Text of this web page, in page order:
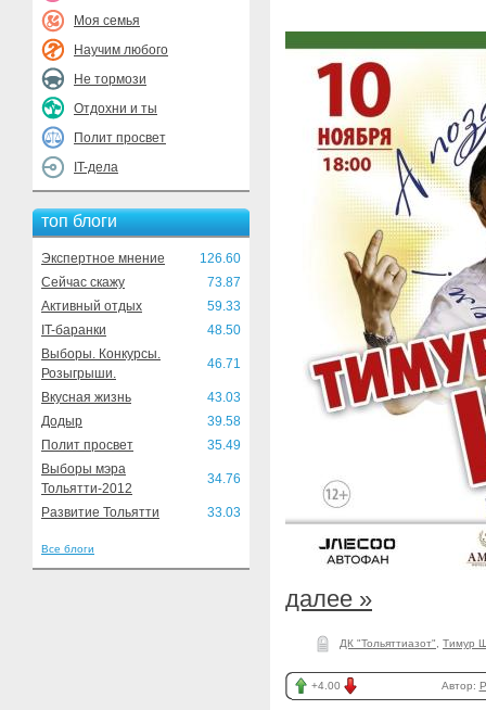
Моя семья
Научим любого
Не тормози
Отдохни и ты
Полит просвет
IT-дела
топ блоги
Экспертное мнение
126.60
Сейчас скажу
73.87
Активный отдых
59.33
IT-баранки
48.50
Выборы. Конкурсы.
Розыгрыши.
46.71
Вкусная жизнь
43.03
Додыр
39.58
Полит просвет
35.49
Выборы мэра
Тольятти-2012
34.76
Развитие Тольятти 33.03
Все блоги
далее »
ДК "Тольяттиазот" Тимур
+4.00 Автор: